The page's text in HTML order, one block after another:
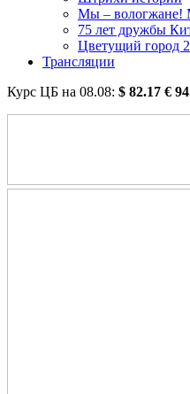
Мы – вологжане!
75 лет дружбы
Цветущий город
Трансляции
Курс ЦБ на 08.08: $ 82.17 €